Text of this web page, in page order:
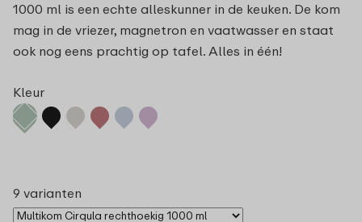
1000 ml is een echte alleskunner in de keuken. De kom
mag in de vriezer, magnetron en vaatwasser en staat
ook nog eens prachtig op tafel. Alles in één!
Kleur
9 varianten